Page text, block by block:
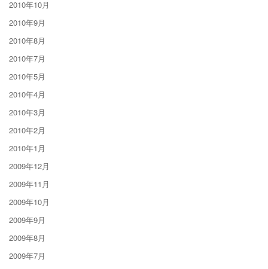
2010年10月
2010年9月
2010年8月
2010年7月
2010年5月
2010年4月
2010年3月
2010年2月
2010年1月
2009年12月
2009年11月
2009年10月
2009年9月
2009年8月
2009年7月